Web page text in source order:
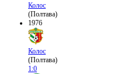
Колос
(Полтава)
1976
Колос
(Полтава)
1:0